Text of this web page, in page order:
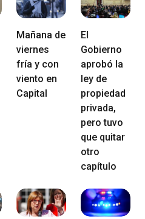
Mañana de
viernes
fría y con
viento en
Capital
El
Gobierno
aprobó la
ley de
propiedad
privada,
pero tuvo
que quitar
otro
capítulo